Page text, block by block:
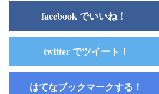
facebook でいいね！
twitter でツイート！
はてなブックマークする！